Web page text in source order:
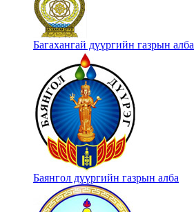
Багахангай дүүргийн газрын алба
Баянгол дүүргийн газрын алба